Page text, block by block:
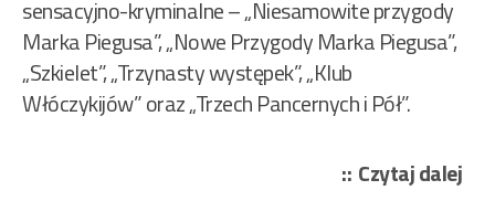
sensacyjno-kryminalne – „Niesamowite przygody
Marka Piegusa”, „Nowe Przygody Marka Piegusa”,
„Szkielet”, „Trzynasty występek”, „Klub
Włóczykijów” oraz „Trzech Pancernych i Pół”.
Czytaj dalej